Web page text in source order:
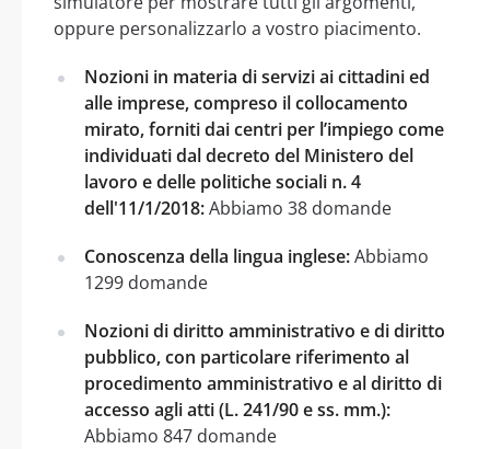
oppure personalizzarlo a vostro piacimento.
Nozioni in materia di servizi ai cittadini ed
alle imprese, compreso il collocamento
mirato, forniti dai centri per l’impiego come
individuati dal decreto del Ministero del
lavoro e delle politiche sociali n. 4
dell'11/1/2018:Abbiamo 38 domande
Conoscenza della lingua inglese:Abbiamo
1299 domande
Nozioni di diritto amministrativo e di diritto
pubblico, con particolare riferimento al
procedimento amministrativo e al diritto di
accesso agli atti (L. 241/90 e ss. mm.):
Abbiamo 847 domande